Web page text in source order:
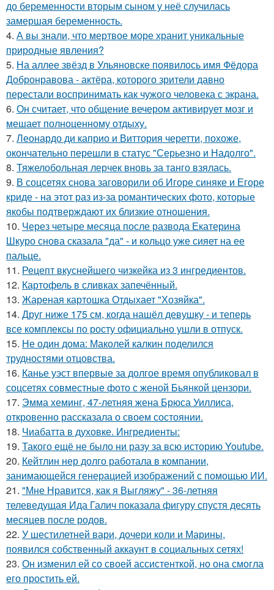
до беременности вторым сыном у неё случилась
замершая беременность.
4. А вы знали, что мертвое море хранит уникальные
природные явления?
5. На аллее звёзд в Ульяновске появилось имя Фёдора
Добронравова - актёра, которого зрители давно
перестали воспринимать как чужого человека с экрана.
6. Он считает, что общение вечером активирует мозг и
мешает полноценному отдыху.
7. Леонардо ди каприо и Виттория черетти, похоже,
окончательно перешли в статус "Серьезно и Надолго".
8. Тяжелобольная лерчек вновь за танго взялась.
9. В соцсетях снова заговорили об Игоре синяке и Егоре
криде - на этот раз из-за романтических фото, которые
якобы подтверждают их близкие отношения.
10. Через четыре месяца после развода Екатерина
Шкуро снова сказала "да" - и кольцо уже сияет на ее
пальце.
11. Рецепт вкуснейшего чизкейка из 3 ингредиентов.
12. Картофель в сливках запечённый.
13. Жареная картошка Отдыхает "Хозяйка".
14. Друг ниже 175 см, когда нашёл девушку - и теперь
все комплексы по росту официально ушли в отпуск.
15. Не один дома: Маколей калкин поделился
трудностями отцовства.
16. Канье уэст впервые за долгое время опубликовал в
соцсетях совместные фото с женой Бьянкой цензори.
17. Эмма хеминг, 47-летняя жена Брюса Уиллиса,
откровенно рассказала о своем состоянии.
18. Чиабатта в духовке. Ингредиенты:
19. Такого ещё не было ни разу за всю историю Youtube.
20. Кейтлин нер долго работала в компании,
занимающейся генерацией изображений с помощью ИИ.
21. "Мне Нравится, как я Выгляжу" - 36-летняя
телеведущая Ида Галич показала фигуру спустя десять
месяцев после родов.
22. У шестилетней вари, дочери коли и Марины,
появился собственный аккаунт в социальных сетях!
23. Он изменил ей со своей ассистенткой, но она смогла
его простить ей.